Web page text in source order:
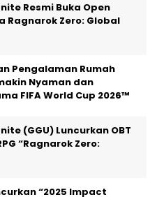
Resmi Buka Open
Ragnarok Zero: Global
Pengalaman Rumah
Nyaman dan
FIFA World Cup 2026™
(GGU) Luncurkan OBT
“Ragnarok Zero:
“2025 Impact